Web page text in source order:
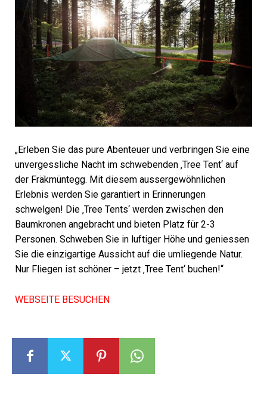
„Erleben Sie das pure Abenteuer und verbringen Sie eine
unvergessliche Nacht im schwebenden ‚Tree Tent‘ auf
der Fräkmüntegg. Mit diesem aussergewöhnlichen
Erlebnis werden Sie garantiert in Erinnerungen
schwelgen! Die ‚Tree Tents‘ werden zwischen den
Baumkronen angebracht und bieten Platz für 2-3
Personen. Schweben Sie in luftiger Höhe und geniessen
Sie die einzigartige Aussicht auf die umliegende Natur.
Nur Fliegen ist schöner – jetzt ‚Tree Tent‘ buchen!“
WEBSEITE BESUCHEN